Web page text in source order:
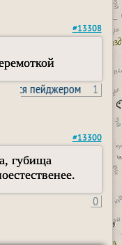
#13308
пейджером 1
#13300
губища
0